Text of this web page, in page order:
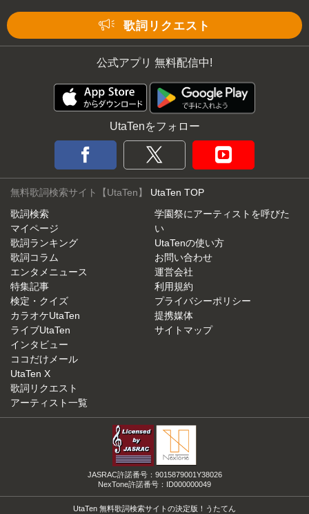
歌詞リクエスト
公式アプリ 無料配信中!
UtaTenをフォロー
無料歌詞検索サイト【UtaTen】 UtaTen TOP
歌詞検索
マイページ
歌詞ランキング
歌詞コラム
エンタメニュース
特集記事
検定・クイズ
カラオケUtaTen
ライブUtaTen
インタビュー
ココだけメール
UtaTen X
歌詞リクエスト
アーティスト一覧
学園祭にアーティストを呼びた
い
UtaTenの使い方
お問い合わせ
運営会社
利用規約
プライバシーポリシー
提携媒体
サイトマップ
JASRAC許諾番号：9015879001Y38026
NexTone許諾番号：ID000000049
UtaTen 無料歌詞検索サイトの決定版！うたてん